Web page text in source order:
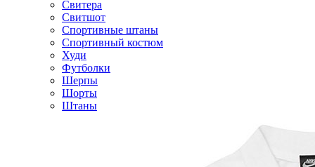
Свитера
Свитшот
Спортивные штаны
Спортивный костюм
Худи
Футболки
Шерпы
Шорты
Штаны